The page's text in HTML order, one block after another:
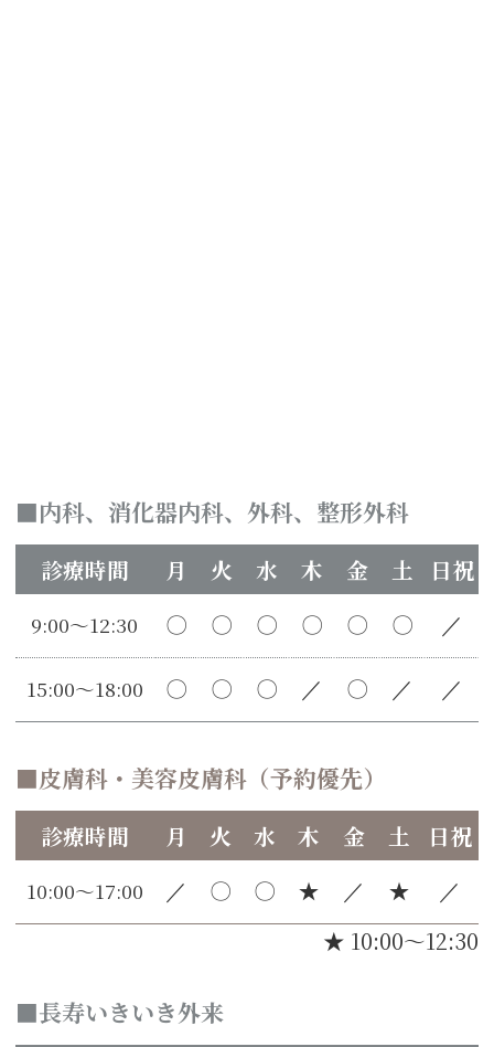
内科、消化器内科、外科、整形外科
診療時間 月 火 水 木 金 土 日祝
9:00～12:30 〇 〇 〇 〇 〇 〇 ／
15:00～18:00 〇 〇 〇 ／ 〇 ／ ／
皮膚科・美容皮膚科（予約優先）
★ 10:00～12:30
診療時間 月 火 水 木 金 土 日祝
10:00～17:00 ／ 〇 〇 ★ ／ ★ ／
長寿いきいき外来